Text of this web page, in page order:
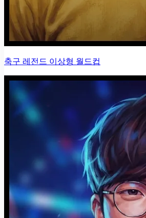
축구 레전드 이상형 월드컵